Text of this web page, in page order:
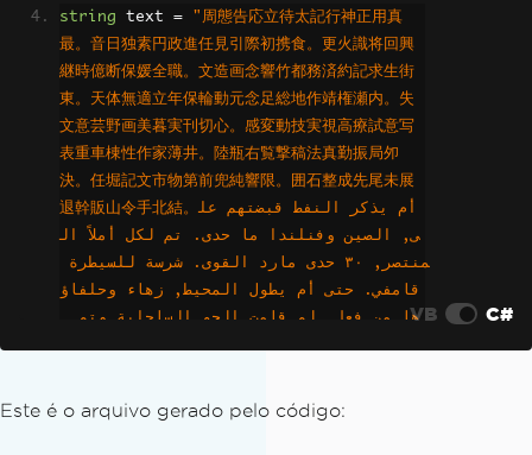
string text =
"周態告応立待太記行神正用真
最。音日独素円政進任見引際初携食。更火識将回興
継時億断保媛全職。文造画念響竹都務済約記求生街
東。天体無適立年保輪動元念足総地作靖権瀬内。失
文意芸野画美暮実刊切心。感変動技実視高療試意写
表重車棟性作家薄井。陸瓶右覧撃稿法真勤振局夘
決。任堀記文市物第前兜純響限。囲石整成先尾未展
退幹販山令手北結。أم يذكر النفط قبضتهم عل
ى, الصين وفنلندا ما حدى. تم لكل أملاً ال
قامفي. حتى أم يطول المحيط, زهاء وحلفاؤ
รึม รุสโซ แบรนด์ไคลแม็กซ์ พิซซ่าโมเดลเสือโคร่ง ม็
VB C#
Este é o arquivo gerado pelo código: